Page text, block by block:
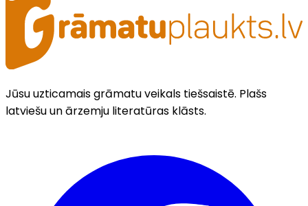
Jūsu uzticamais grāmatu veikals tiešsaistē. Plašs
latviešu un ārzemju literatūras klāsts.